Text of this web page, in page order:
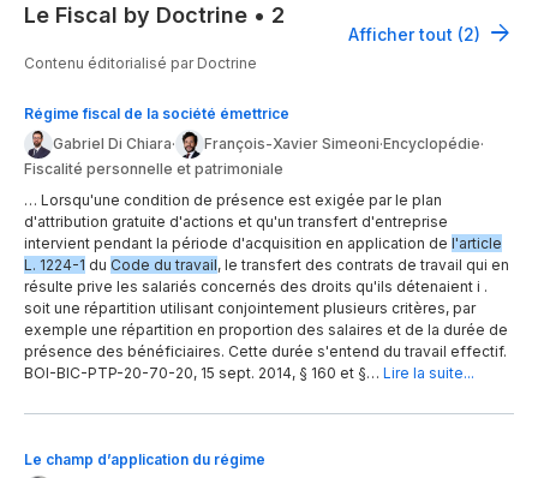
Le Fiscal by Doctrine • 2
Afficher tout (2)
Contenu éditorialisé par Doctrine
Régime fiscal de la société émettrice
Gabriel Di Chiara· François-Xavier Simeoni·Encyclopédie·
Fiscalité personnelle et patrimoniale
… Lorsqu'une condition de présence est exigée par le plan
d'attribution gratuite d'actions et qu'un transfert d'entreprise
intervient pendant la période d'acquisition en application de l'article
L. 1224-1 du Code du travail, le transfert des contrats de travail qui en
résulte prive les salariés concernés des droits qu'ils détenaient i .
soit une répartition utilisant conjointement plusieurs critères, par
exemple une répartition en proportion des salaires et de la durée de
présence des bénéficiaires. Cette durée s'entend du travail effectif.
BOI-BIC-PTP-20-70-20, 15 sept. 2014, § 160 et §… Lire la suite...
Le champ d’application du régime